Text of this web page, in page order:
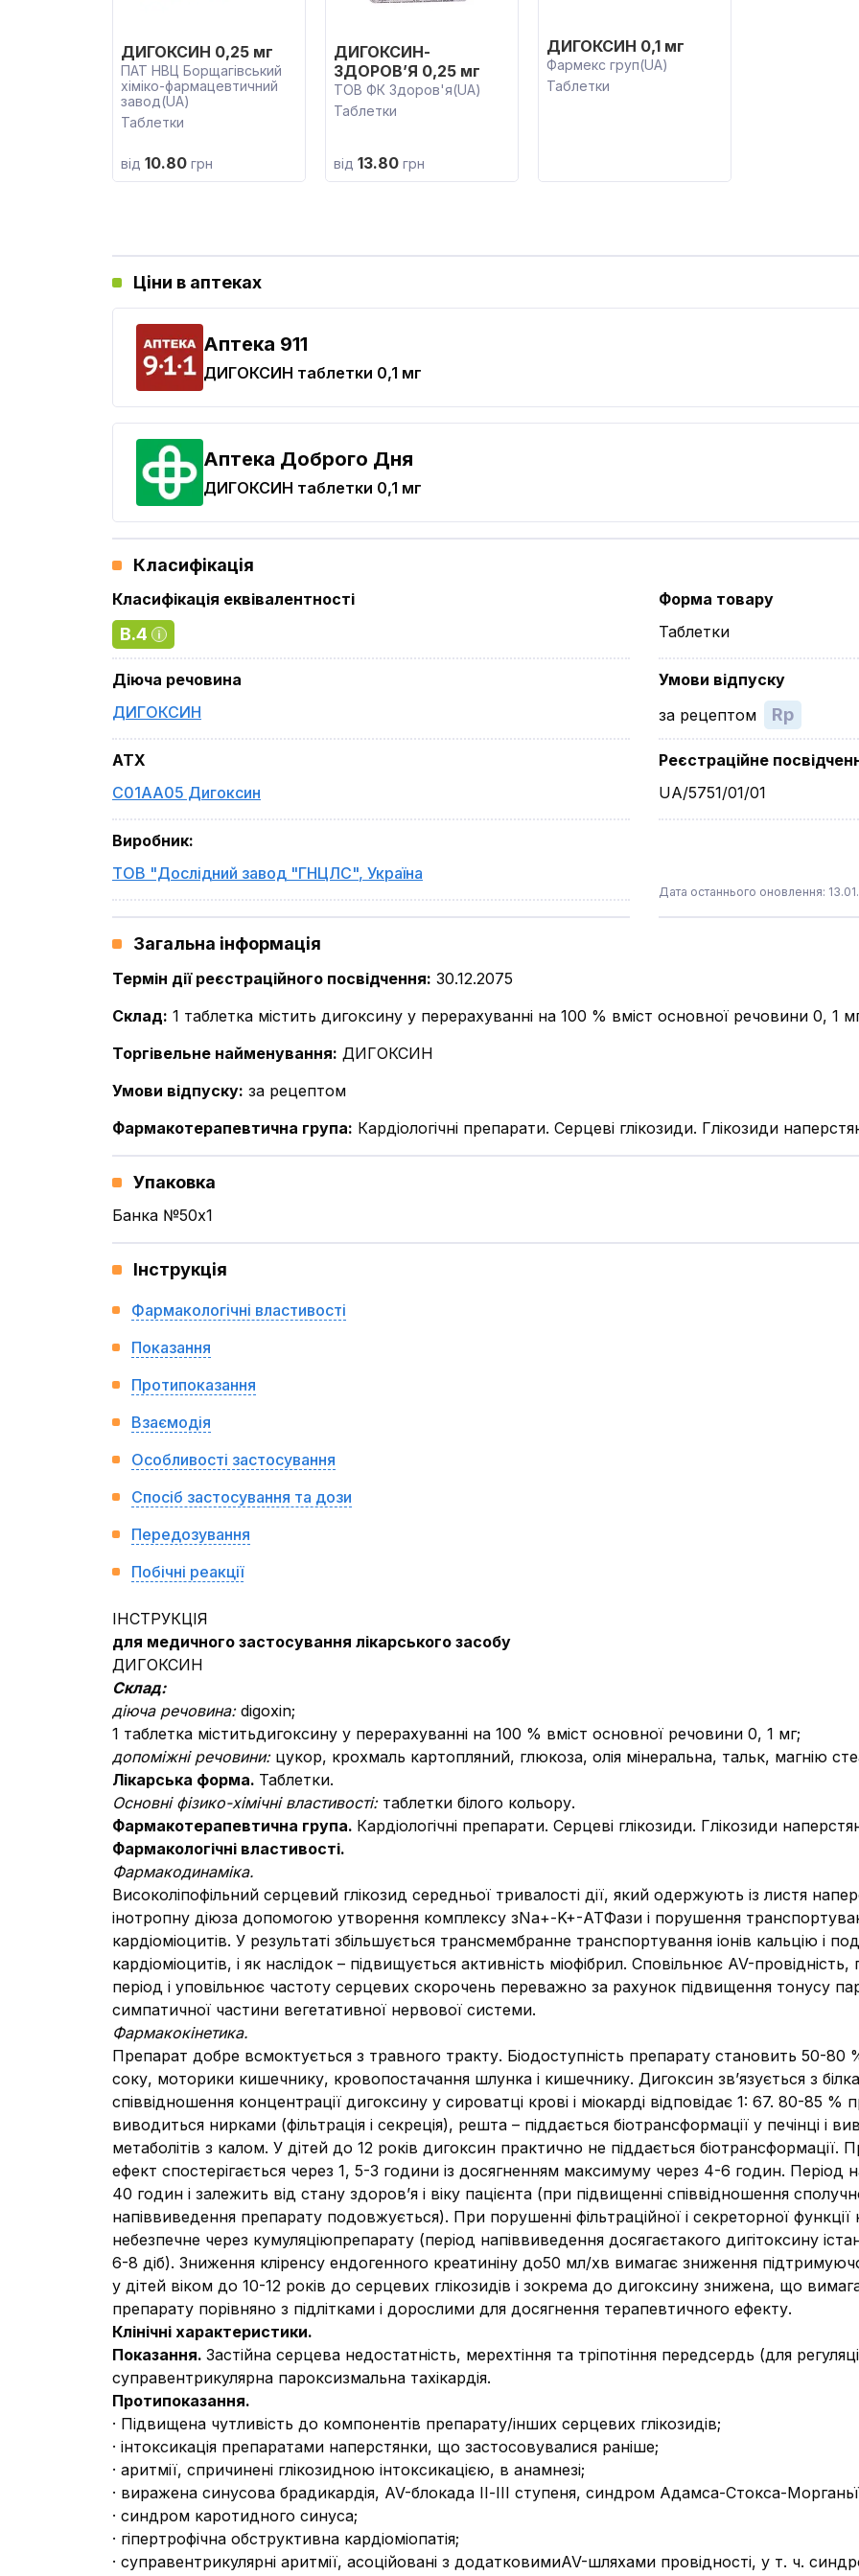
ДИГОКСИН 0,25 мг
ПАТ НВЦ Борщагівський
хіміко-фармацевтичний
завод(UA)
Таблетки
від 10.80 грн
ДИГОКСИН-
ЗДОРОВ’Я 0,25 мг
ТОВ ФК Здоров'я(UA)
Таблетки
від 13.80 грн
ДИГОКСИН 0,1 мг
Фармекс груп(UA)
Таблетки
Ціни в аптеках
Aптека 911
ДИГОКСИН таблетки 0,1 мг
Аптека Доброго Дня
ДИГОКСИН таблетки 0,1 мг
Класифікація
Класифікація еквівалентності
B.4
Діюча речовина
ДИГОКСИН
ATX
C01AA05 Дигоксин
Виробник:
ТОВ "Дослідний завод "ГНЦЛС", Україна
Форма товару
Таблетки
Умови відпуску
за рецептом
Rp
Реєстраційне
UA/5751/01/01
Дата останнього оновлення:
Загальна інформація
Термін дії реєстраційного посвідчення: 30.12.2075
Склад: 1 таблетка містить дигоксину у перерахуванні на 100 % вміст основної речовини 0, 1
Торгівельне найменування: ДИГОКСИН
Умови відпуску: за рецептом
Фармакотерапевтична група: Кардіологічні препарати. Серцеві глікозиди. Глікозиди
Упаковка
Банка №50x1
Інструкція
Фармакологічні властивості
Показання
Протипоказання
Взаємодія
Особливості застосування
Спосіб застосування та дози
Передозування
Побічні реакції
IНСТРУКЦIЯ
для медичного застосування лікарського засобу
ДИГОКСИН
Склад:
діюча речовина: digoxin;
1 таблетка міститьдигоксину у перерахуванні на 100 % вміст основної речовини 0, 1 мг;
допоміжні речовини: цукор, крохмаль картопляний, глюкоза, олія мінеральна, тальк, магнію
Лікарська форма. Таблетки.
Основнi фiзико-хiмiчні властивостi: таблетки білого кольору.
Фармакотерапевтична група. Кардіологічні препарати. Серцеві глікозиди. Глікозиди
Фармакологічні властивості.
Фармакодинаміка.
Високоліпофільний серцевий глікозид середньої тривалості дії, який одержують із листя
інотропну діюза допомогою утворення комплексу зNa+-K+-АТФази і порушення
кардіоміоцитів. У результаті збільшується трансмембранне транспортування іонів кальцію і
кардіоміоцитів, і як наслідок – підвищується активність міофібрил. Сповільнює AV-
період і уповільнює частоту серцевих скорочень переважно за рахунок підвищення тонусу
симпатичної частини вегетативної нервової системи.
Фармакокінетика.
Препарат добре всмоктується з травного тракту. Біодоступність препарату становить 50-80
соку, моторики кишечнику, кровопостачання шлунка і кишечнику. Дигоксин зв’язується з
співвідношення концентрації дигоксину у сироватці крові і міокарді відповідає 1: 67. 80-85 %
виводиться нирками (фільтрація і секреція), решта – піддається біотрансформації у печінці і
метаболітів з калом. У дітей до 12 років дигоксин практично не піддається
ефект спостерігається через 1, 5-3 години із досягненням максимуму через 4-6 годин. Період
40 годин і залежить від стану здоров’я і віку пацієнта (при підвищенні співвідношення
напіввиведення препарату подовжується). При порушенні фільтраційної і секреторної
небезпечне через кумуляціюпрепарату (період напіввиведення досягаєтакого дигітоксину
6-8 діб). Зниження кліренсу ендогенного креатиніну до50 мл/хв вимагає зниження
у дітей віком до 10-12 років до серцевих глікозидів і зокрема до дигоксину знижена, що
препарату порівняно з підлітками і дорослими для досягнення терапевтичного ефекту.
Клінічні характеристики.
Показання. Застійна серцева недостатність, мерехтіння та тріпотіння передсердь (для
суправентрикулярна пароксизмальна тахікардія.
Протипоказання.
· Підвищена чутливість до компонентів препарату/інших серцевих глікозидів;
· інтоксикація препаратами наперстянки, що застосовувалися раніше;
· аритмії, спричинені глікозидною інтоксикацією, в анамнезі;
· виражена синусова брадикардія, AV-блокада ІІ-ІІІ ступеня, синдром Адамса-Стокса-
· синдром каротидного синуса;
· гіпертрофічна обструктивна кардіоміопатія;
· суправентрикулярні аритмії, асоційовані з додатковимиAV-шляхами провідності, у т. ч.